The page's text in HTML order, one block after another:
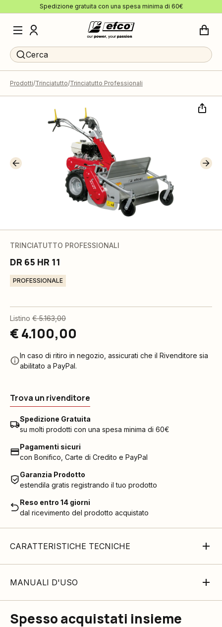
Spedizione gratuita con una spesa minima di 60€
Cerca
Prodotti Trinciatutto Trinciatutto Professionali
TRINCIATUTTO PROFESSIONALI
DR 65 HR 11
PROFESSIONALE
Listino € 5.163,00
€ 4.100,00
In caso di ritiro in negozio, assicurati che il Rivenditore sia
abilitato a PayPal.
Trova un rivenditore
Spedizione Gratuita
su molti prodotti con una spesa minima di 60€
Pagamenti sicuri
con Bonifico, Carte di Credito e PayPal
Garanzia Prodotto
estendila gratis registrando il tuo prodotto
Reso entro 14 giorni
dal ricevimento del prodotto acquistato
CARATTERISTICHE TECNICHE
MANUALI D'USO
Spesso acquistati insieme